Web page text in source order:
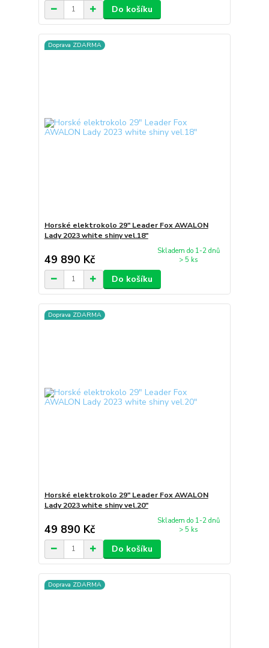
Do košíku
Doprava ZDARMA
Horské elektrokolo 29" Leader Fox AWALON
Lady 2023 white shiny vel.18"
49 890 Kč
Skladem do 1-2 dnů
> 5 ks
Do košíku
Doprava ZDARMA
Horské elektrokolo 29" Leader Fox AWALON
Lady 2023 white shiny vel.20"
49 890 Kč
Skladem do 1-2 dnů
> 5 ks
Do košíku
Doprava ZDARMA